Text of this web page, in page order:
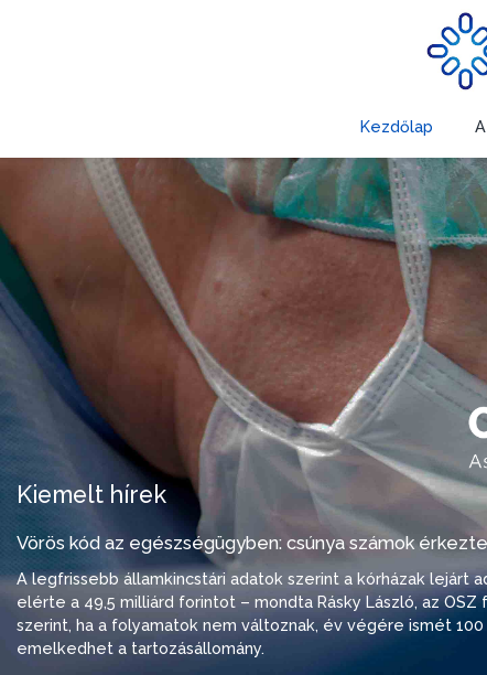
Kezdőlap
Kiemelt hírek
Vörös kód az egészségügyben: csúnya számok
A legfrissebb államkincstári adatok szerint a kórházak lejárt
elérte a 49,5 milliárd forintot – mondta Rásky László, az
szerint, ha a folyamatok nem változnak, év végére ismét
emelkedhet a tartozásállomány.